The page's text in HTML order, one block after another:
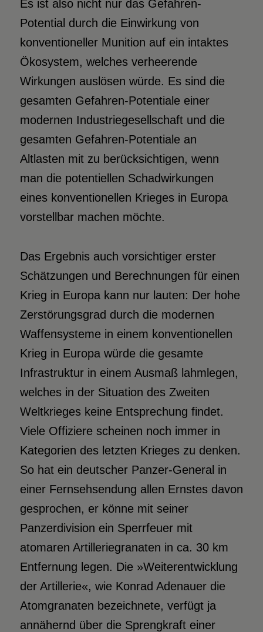
Es ist also nicht nur das Gefahren-
Potential durch die Einwirkung von
konventioneller Munition auf ein intaktes
Ökosystem, welches verheerende
Wirkungen auslösen würde. Es sind die
gesamten Gefahren-Potentiale einer
modernen Industriegesellschaft und die
gesamten Gefahren-Potentiale an
Altlasten mit zu berücksichtigen, wenn
man die potentiellen Schadwirkungen
eines konventionellen Krieges in Europa
vorstellbar machen möchte.
Das Ergebnis auch vorsichtiger erster
Schätzungen und Berechnungen für einen
Krieg in Europa kann nur lauten: Der hohe
Zerstörungsgrad durch die modernen
Waffensysteme in einem konventionellen
Krieg in Europa würde die gesamte
Infrastruktur in einem Ausmaß lahmlegen,
welches in der Situation des Zweiten
Weltkrieges keine Entsprechung findet.
Viele Offiziere scheinen noch immer in
Kategorien des letzten Krieges zu denken.
So hat ein deutscher Panzer-General in
einer Fernsehsendung allen Ernstes davon
gesprochen, er könne mit seiner
Panzerdivision ein Sperrfeuer mit
atomaren Artilleriegranaten in ca. 30 km
Entfernung legen. Die »Weiterentwicklung
der Artillerie«, wie Konrad Adenauer die
Atomgranaten bezeichnete, verfügt ja
annähernd über die Sprengkraft einer